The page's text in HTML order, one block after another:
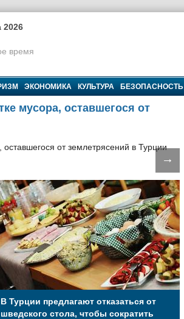
2026
время
ЭКОНОМИКА КУЛЬТУРА БЕЗОПАСНОСТЬ
мусора, оставшегося от
→
В Турции предлагают отказаться от
шведского стола, чтобы сократить